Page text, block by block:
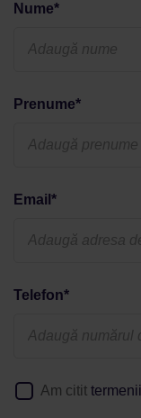
Nume*
Prenume*
Email*
Telefon*
Am citit